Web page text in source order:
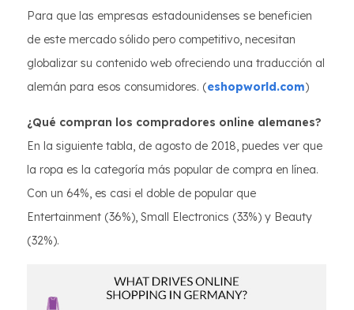
Para que las empresas estadounidenses se beneficien
de este mercado sólido pero competitivo, necesitan
globalizar su contenido web ofreciendo una traducción al
alemán para esos consumidores. (eshopworld.com)
¿Qué compran los compradores online alemanes?
En la siguiente tabla, de agosto de 2018, puedes ver que
la ropa es la categoría más popular de compra en línea.
Con un 64%, es casi el doble de popular que
Entertainment (36%), Small Electronics (33%) y Beauty
(32%).